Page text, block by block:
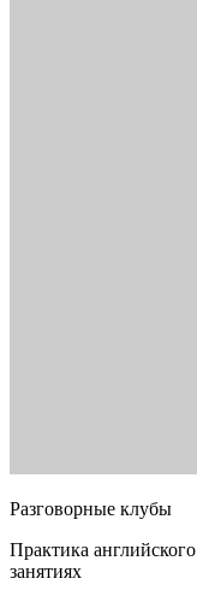
Разговорные клубы
Практика
занятиях